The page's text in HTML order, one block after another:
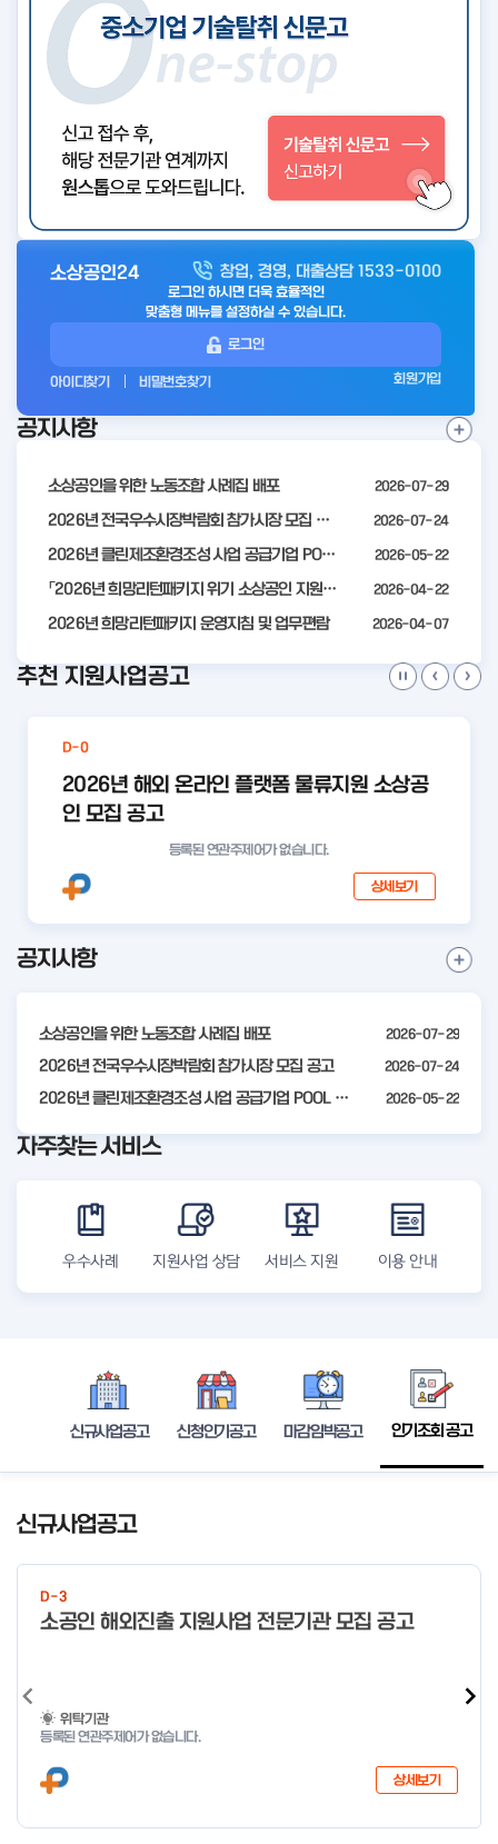
아
전
소상공인24 창업, 경영, 대출상담 1533-0100
로그인 하시면 더욱 효율적인
맞춤형 메뉴를 설정하실 수 있습니다.
로그인
아이디찾기 비밀번호찾기 회원가입
공지사항
소상공인을 위한 노동조합 사례집 배포 2026-07-29
2026년 전국우수시장박람회 참가시장 모집 공고 2026-07-24
2026년 클린제조환경조성 사업 공급기업 POOL 안내 2026-05-22
「2026년 희망리턴패키지 위기 소상공인 지원」모집 통합 2차 수정 공고 2026-04-22
2026년 희망리턴패키지 운영지침 및 업무편람 2026-04-07
공
추천 지원사업공고
D-0
2026년 해외 온라인 플랫폼 물류지원 소상공
인 모집 공고
등록된 연관주제어가 없습니다.
상세보기
I
4
공지사항
소상공인을 위한 노동조합 사례집 배포 2026-07-29
2026년 전국우수시장박람회 참가시장 모집 공고 2026-07-24
2026년 클린제조환경조성 사업 공급기업 POOL 안내 2026-05-22
공
항
보
기
자주찾는 서비스
우수사례 지원사업 상담 서비스 지원 이용 안내
신규사업공고 신청인기공고 마감임박공고 인기조회 공고
신규사업공고
D-3
소공인 해외진출 지원사업 전문기관 모집 공고
위탁기관
등록된 연관주제어가 없습니다.
상세보기